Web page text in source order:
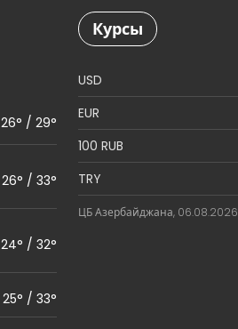
26° / 29°
26° / 33°
24° / 32°
25° / 33°
Курсы
USD
EUR
100 RUB
TRY
ЦБ Азербайджана, 06.08.2026